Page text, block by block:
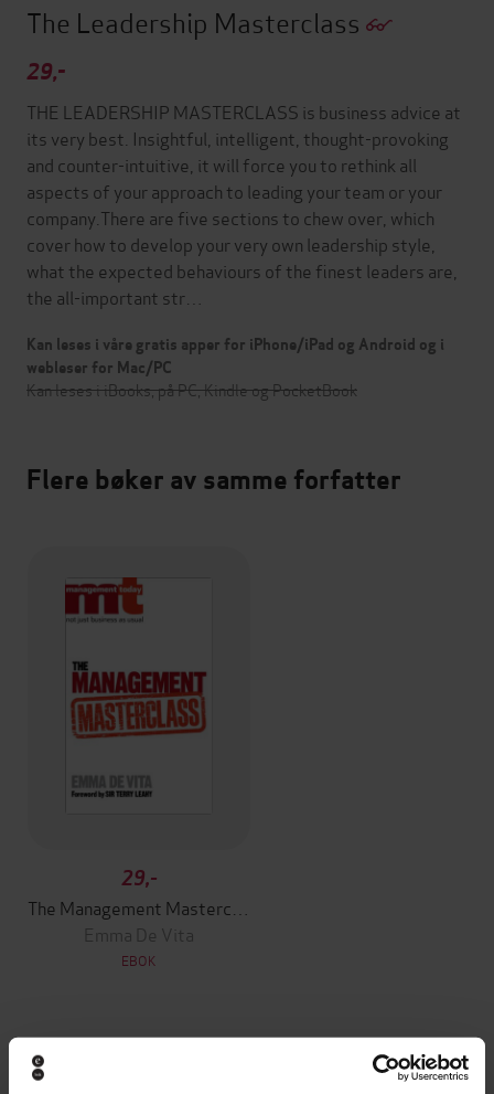
The Leadership Masterclass
29,-
THE LEADERSHIP MASTERCLASS is business advice at
its very best. Insightful, intelligent, thought-provoking
and counter-intuitive, it will force you to rethink all
aspects of your approach to leading your team or your
company.There are five sections to chew over, which
cover how to develop your very own leadership style,
what the expected behaviours of the finest leaders are,
the all-important str…
Kan leses i våre gratis apper for iPhone/iPad og Android og i
webleser for Mac/PC
Kan leses i iBooks, på PC, Kindle og PocketBook
Flere bøker av samme forfatter
29,-
Emma De Vita
EBOK
Andre har også kjøpt